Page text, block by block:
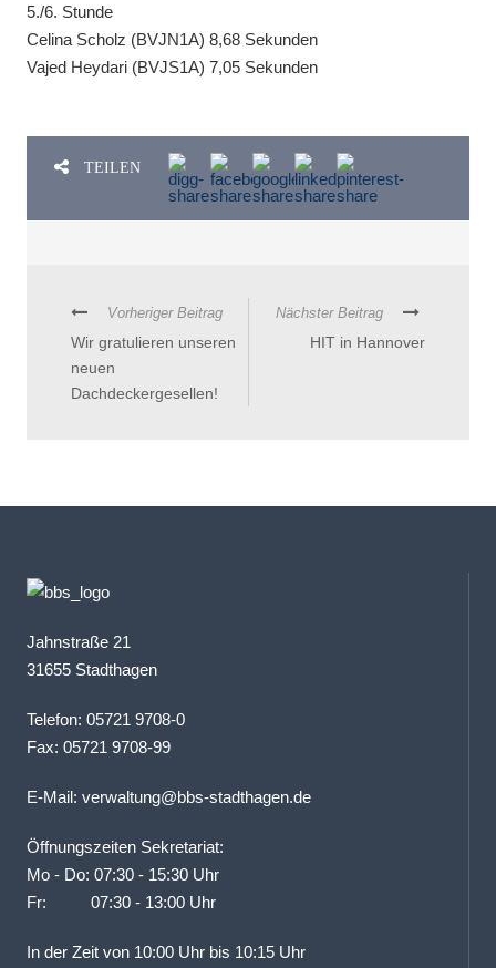
5./6. Stunde
Celina Scholz (BVJN1A) 8,68 Sekunden
Vajed Heydari (BVJS1A) 7,05 Sekunden
TEILEN
Vorheriger Beitrag
Wir gratulieren unseren
neuen
Dachdeckergesellen!
Nächster Beitrag
HIT in Hannover
Jahnstraße 21
31655 Stadthagen
Telefon: 05721 9708-0
Fax: 05721 9708-99
E-Mail: verwaltung@bbs-stadthagen.de
Öffnungszeiten Sekretariat:
Mo - Do: 07:30 - 15:30 Uhr
Fr: 07:30 - 13:00 Uhr
In der Zeit von 10:00 Uhr bis 10:15 Uhr